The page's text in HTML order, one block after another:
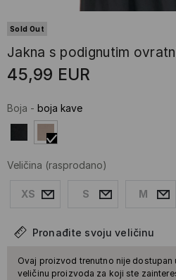
Sold Out
Jakna s podignutim
45,99 EUR
Boja - boja kave
Veličina (rasprodano)
XS S M
Pronađite svoju veličinu
Ovaj proizvod trenutno nije
veličinu proizvoda za koji ste